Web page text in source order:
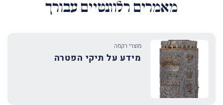
מאמרים רלוונטיים עבורך
מוצרי רקמה
מידע על תיקי הפטרה